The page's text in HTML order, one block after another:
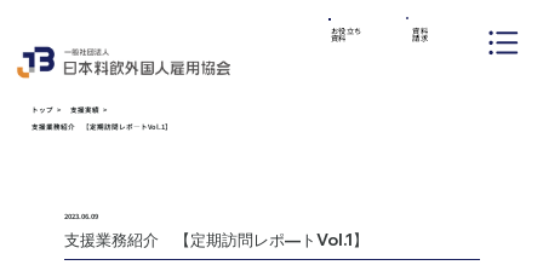
お役立ち
資料
資料
請求
支援活動
トップ> 支援実績 >
支援業務紹介 【定期訪問レポ―トVol.1】
2023.06.09
支援業務紹介 【定期訪問レポ―トVol.1】